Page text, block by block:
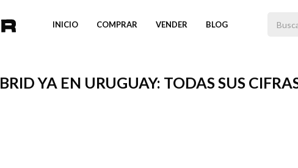
INICIO COMPRAR VENDER BLOG
YA EN URUGUAY: TODAS SUS